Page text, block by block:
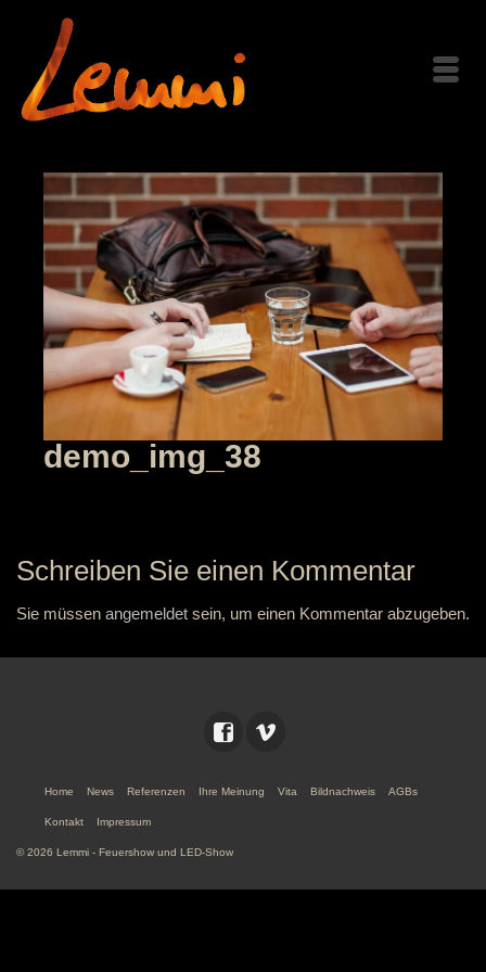
demo_img_38
Schreiben Sie einen Kommentar
Sie müssen angemeldet sein, um einen Kommentar abzugeben.
Home News Referenzen Ihre Meinung Vita Bildnachweis AGBs
Kontakt Impressum
© 2026 Lemmi - Feuershow und LED-Show